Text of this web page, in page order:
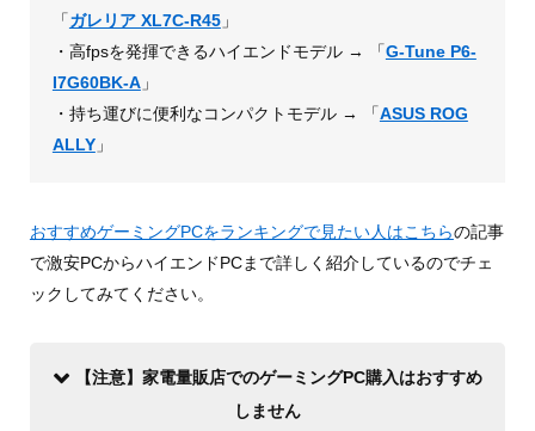
「ガレリア XL7C-R45」
・高fpsを発揮できるハイエンドモデル → 「G-Tune P6-
I7G60BK-A」
・持ち運びに便利なコンパクトモデル → 「ASUS ROG
ALLY」
おすすめゲーミングPCをランキングで見たい人はこちらの記事
で激安PCからハイエンドPCまで詳しく紹介しているのでチェ
ックしてみてください。
【注意】家電量販店でのゲーミングPC購入はおすすめ
しません